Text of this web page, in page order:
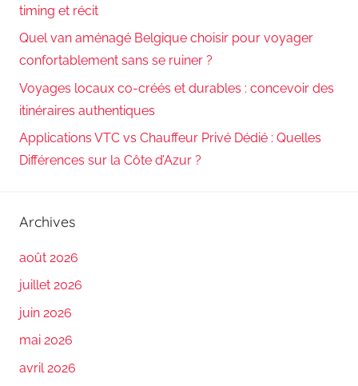
timing et récit
Quel van aménagé Belgique choisir pour voyager
confortablement sans se ruiner ?
Voyages locaux co-créés et durables : concevoir des
itinéraires authentiques
Applications VTC vs Chauffeur Privé Dédié : Quelles
Différences sur la Côte d’Azur ?
Archives
août 2026
juillet 2026
juin 2026
mai 2026
avril 2026